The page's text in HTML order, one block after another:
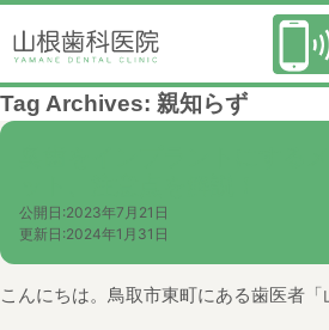
Tag Archives: 親知らず
公開日:2023年7月21日
更新日:2024年1月31日
こんにちは。鳥取市東町にある歯医者「